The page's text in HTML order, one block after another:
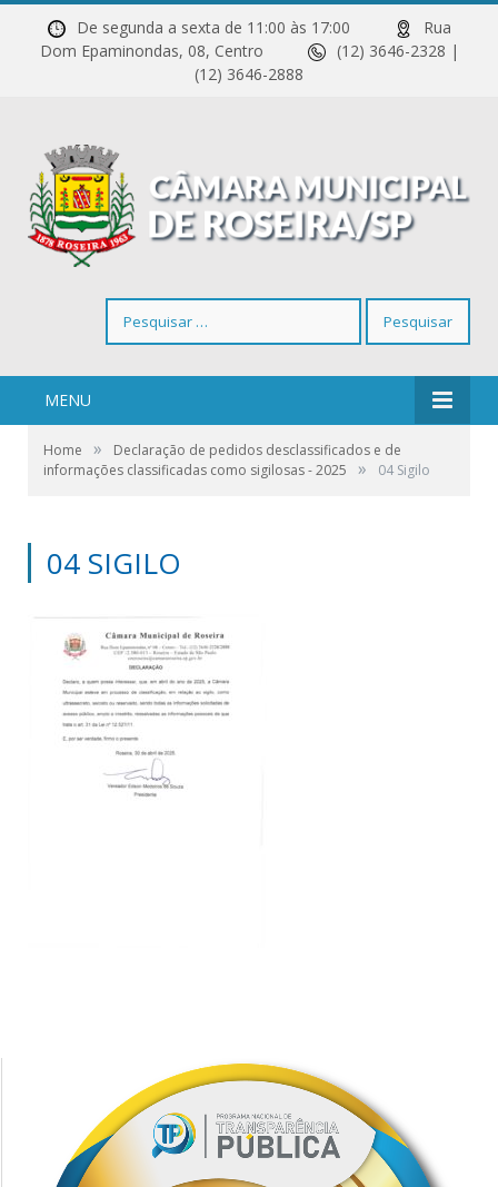
De segunda a sexta de 11:00 às 17:00
Rua
Dom Epaminondas, 08, Centro
(12) 3646-2328 |
(12) 3646-2888
por:
MENU
Home »
Declaração de pedidos desclassificados e de
informações classificadas como sigilosas - 2025
» 04 Sigilo
04 SIGILO